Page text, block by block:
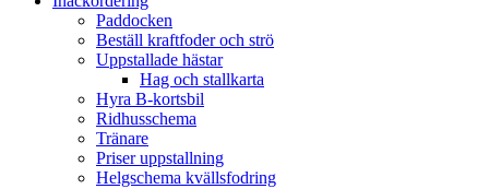
Paddocken
Beställ kraftfoder och strö
Uppstallade hästar
Hag och stallkarta
Hyra B-kortsbil
Ridhusschema
Tränare
Priser uppstallning
Helgschema kvällsfodring